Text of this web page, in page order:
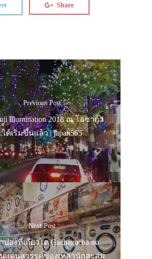
Share
Previous Post
lllumination 2018 ณ โอซาก้า
ได้เริ่มขึ้นแล้ว | japan555
Next Post
องที่เกียวโต Gachagacha no
นแดนสวรรค์ของเหล่านักสะสม
เอง
รถบัส
เดินทาง
ทัวร์
ที่พัก
สาระน่ารู้
VIDEO
ภาพประทับใจ